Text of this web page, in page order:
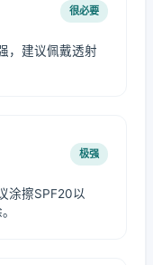
很必要
，建议佩戴透射
极强
涂擦SPF20以